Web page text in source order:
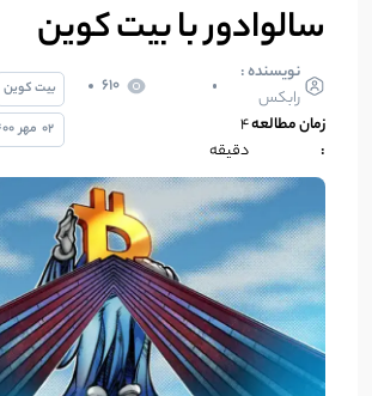
سالوادور با بیت کوین
نویسنده :
رابکس
610
زمان مطالعه
:
۴
دقیقه
بیت کوین
02 مهر